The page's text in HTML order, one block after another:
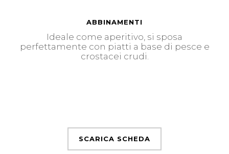
ABBINAMENTI
Ideale come aperitivo, si sposa
perfettamente con piatti a base di pesce e
crostacei crudi.
SCARICA SCHEDA